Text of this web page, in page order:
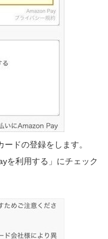
ドの登録をします。
を利用する」にチェック